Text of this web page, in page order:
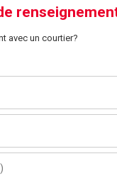
avec un courtier?